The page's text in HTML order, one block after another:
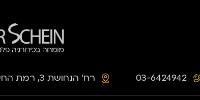
03-6424942 רח׳ הנחושת 3, רמת החייל, ת״א